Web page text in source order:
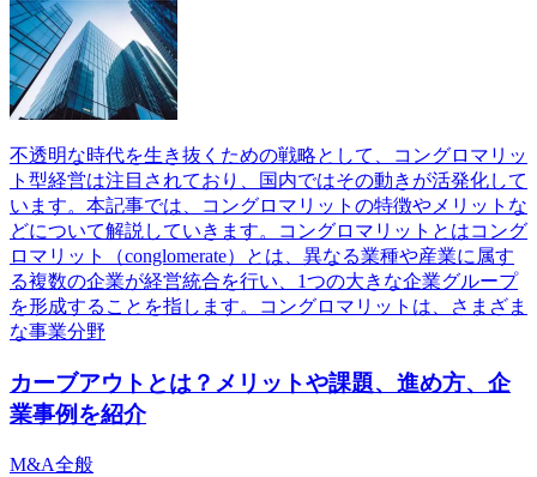
不透明な時代を生き抜くための戦略として、コングロマリッ
ト型経営は注目されており、国内ではその動きが活発化して
います。本記事では、コングロマリットの特徴やメリットな
どについて解説していきます。コングロマリットとはコング
ロマリット（conglomerate）とは、異なる業種や産業に属す
る複数の企業が経営統合を行い、1つの大きな企業グループ
を形成することを指します。コングロマリットは、さまざま
な事業分野
カーブアウトとは？メリットや課題、進め方、企
業事例を紹介
M&A全般